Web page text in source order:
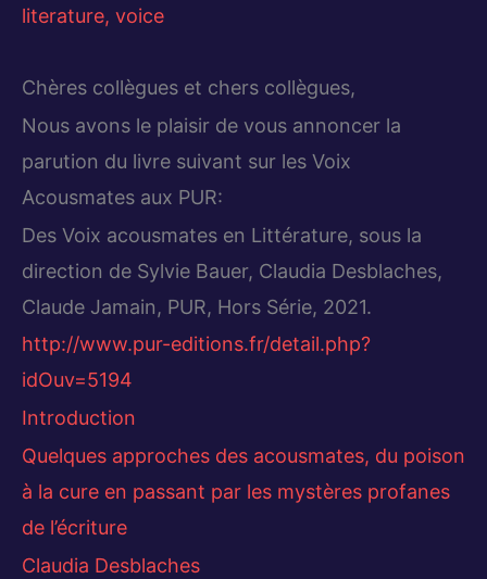
literature, voice
Chères collègues et chers collègues,
Nous avons le plaisir de vous annoncer la
parution du livre suivant sur les Voix
Acousmates aux PUR:
Des Voix acousmates en Littérature, sous la
direction de Sylvie Bauer, Claudia Desblaches,
Claude Jamain, PUR, Hors Série, 2021.
http://www.pur-editions.fr/detail.php?
idOuv=5194
Introduction
Quelques approches des acousmates, du poison
à la cure en passant par les mystères profanes
de l’écriture
Claudia Desblaches